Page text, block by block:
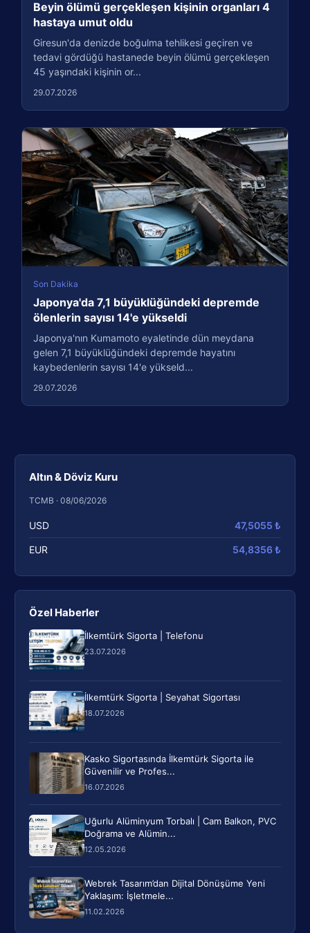
Altın & Döviz Kuru
TCMB · 08/06/2026
USD 47,5055 ₺
EUR 54,8356 ₺
Özel Haberler
İlkemtürk Sigorta | Telefonu
23.07.2026
İlkemtürk Sigorta | Seyahat Sigortası
18.07.2026
Kasko Sigortasında İlkemtürk Sigorta ile
Güvenilir ve Profes...
16.07.2026
Uğurlu Alüminyum Torbalı | Cam Balkon, PVC
Doğrama ve Alümin...
12.05.2026
Webrek Tasarım’dan Dijital Dönüşüme Yeni
Yaklaşım: İşletmele...
11.02.2026
Beyin ölümü gerçekleşen kişinin organları 4
hastaya umut oldu
Giresun'da denizde boğulma tehlikesi geçiren ve
tedavi gördüğü hastanede beyin ölümü gerçekleşen
45 yaşındaki kişinin or...
29.07.2026
Son Dakika
Japonya'da 7,1 büyüklüğündeki depremde
ölenlerin sayısı 14'e yükseldi
Japonya'nın Kumamoto eyaletinde dün meydana
gelen 7,1 büyüklüğündeki depremde hayatını
kaybedenlerin sayısı 14'e yükseld...
29.07.2026